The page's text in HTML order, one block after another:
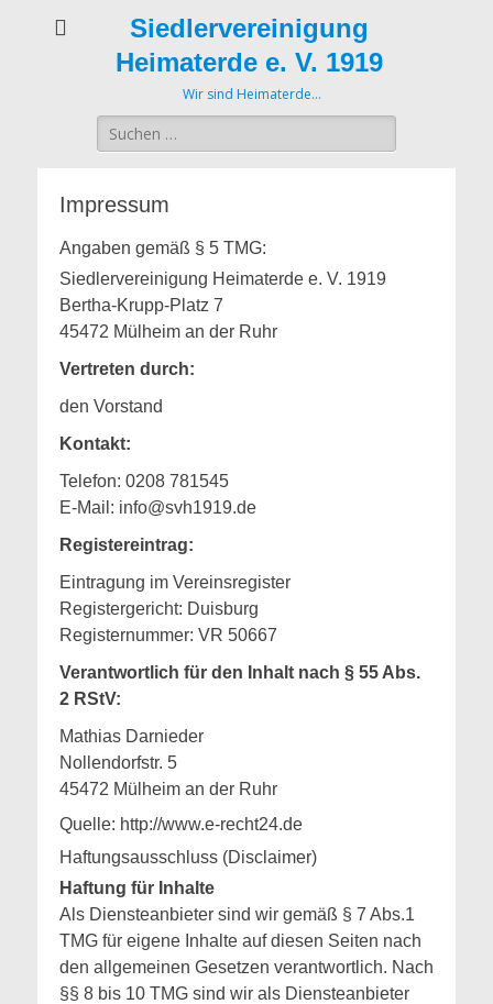
Siedlervereinigung
Heimaterde e. V. 1919
Wir sind Heimaterde…
Suche
nach:
Impressum
Angaben gemäß § 5 TMG:
Siedlervereinigung Heimaterde e. V. 1919
Bertha-Krupp-Platz 7
45472 Mülheim an der Ruhr
Vertreten durch:
den Vorstand
Kontakt:
Telefon: 0208 781545
E-Mail: info@svh1919.de
Registereintrag:
Eintragung im Vereinsregister
Registergericht: Duisburg
Registernummer: VR 50667
Verantwortlich für den Inhalt nach § 55 Abs.
2 RStV:
Mathias Darnieder
Nollendorfstr. 5
45472 Mülheim an der Ruhr
Quelle: http://www.e-recht24.de
Haftungsausschluss (Disclaimer)
Haftung für Inhalte
Als Diensteanbieter sind wir gemäß § 7 Abs.1
TMG für eigene Inhalte auf diesen Seiten nach
den allgemeinen Gesetzen verantwortlich. Nach
§§ 8 bis 10 TMG sind wir als Diensteanbieter